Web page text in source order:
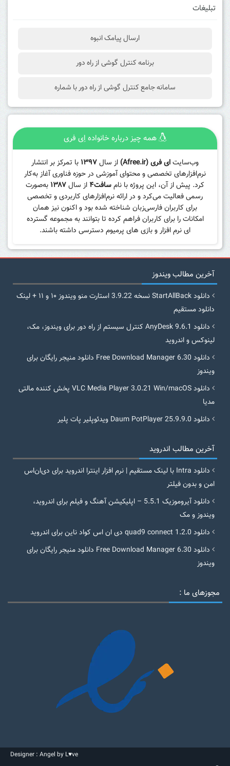
تبلیغات
ارسال پیامک انبوه
برنامه کنترل گوشی از راه دور
سامانه جامع کنترل گوشی از راه دور با شماره
همه چیز درباره خانواده اِی فری
وب‌سایتای فری (Afree.ir) از سال۱۳۹۷ با تمرکز بر انتشار
نرم‌افزارهای تخصصی و محتوای آموزشی در حوزه فناوری آغاز به‌کار
کرد. پیش از آن، این پروژه با نامسافت۴ از سال۱۳۸۷ به‌صورت
رسمی فعالیت می‌کرد و در ارائه نرم‌افزارهای کاربردی و تخصصی
برای کاربران فارسی‌زبان شناخته شده بود و اکنون نیز همان
امکانات را برای کاربران فراهم کرده تا بتوانند به مجموعه گسترده
ای نرم افزار و بازی های پرمیوم دسترسی داشته باشند.
آخرین مطالب ویندوز
دانلود StartAllBack نسخه 3.9.22 استارت منو ویندوز ۱۰ و ۱۱ + لینک
دانلود مستقیم
دانلود AnyDesk 9.6.1 کنترل سیستم از راه دور برای ویندوز، مک،
لینوکس و اندروید
دانلود Free Download Manager 6.30 دانلود منیجر رایگان برای
ویندوز
دانلود VLC Media Player 3.0.21 Win/macOS پخش کننده مالتی
مدیا
دانلود Daum PotPlayer 25.9.9.0 ویدئوپلیر پات پلیر
آخرین مطالب اندروید
دانلود Intra با لینک مستقیم | نرم افزار اینترا اندروید برای دی‌ان‌اس
امن و بدون فیلتر
دانلود آیروموزیک 5.5.1 – اپلیکیشن آهنگ و فیلم برای اندروید،
ویندوز و مک
دانلود quad9 connect 1.2.0 دی ان اس کواد ناین برای اندروید
دانلود Free Download Manager 6.30 دانلود منیجر رایگان برای
ویندوز
مجوزهای ما :
Designer : Angel by L♥ve